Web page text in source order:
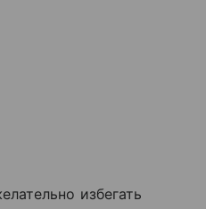
избегать